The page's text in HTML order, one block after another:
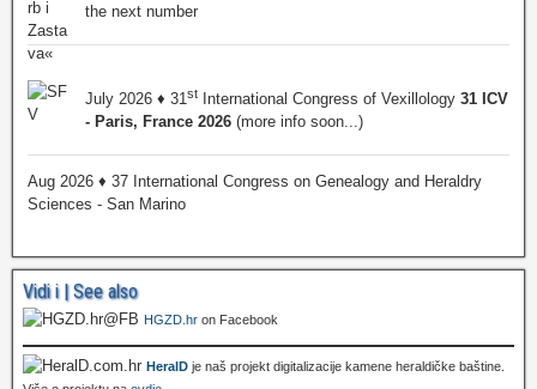
the next number
July 2026 ♦ 31st International Congress of Vexillology 31 ICV
- Paris, France 2026 (more info soon...)
Aug 2026 ♦ 37 International Congress on Genealogy and Heraldry
Sciences - San Marino
Vidi i | See also
HGZD.hr on Facebook
HeralD je naš projekt digitalizacije kamene heraldičke baštine.